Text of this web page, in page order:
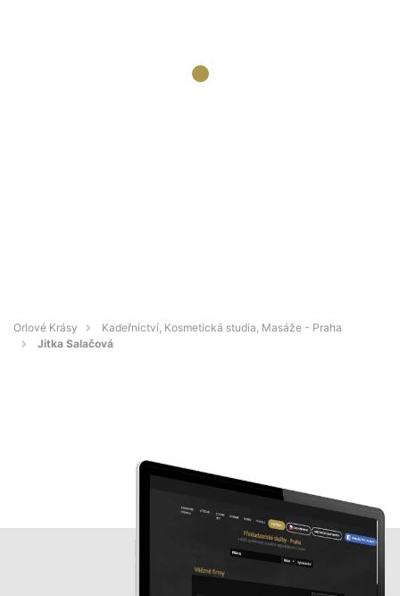
Orlové Krásy
Kadeřnictví, Kosmetická studia, Masáže - Praha
Jitka Salačová